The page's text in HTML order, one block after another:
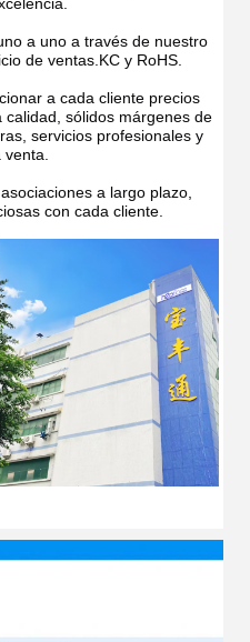
a uno a través de nuestro
de ventas.KC y RoHS.
a cada cliente precios
sólidos márgenes de
servicios profesionales y
venta.
a largo plazo,
con cada cliente.